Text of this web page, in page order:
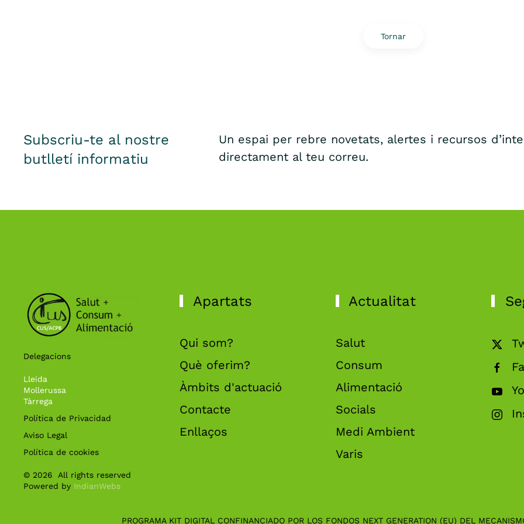
Tornar
Subscriu-te al nostre
butlletí informatiu
Un espai per rebre novetats, alertes i recursos
directament al teu correu.
Delegacions
Lleida
Mollerussa
Tàrrega
Política de Privacidad
Aviso Legal
Política de cookies
© 2026 All rights reserved
Powered by IndianWebs
Apartats
Qui som?
Què oferim?
Àmbits d'actuació
Contacte
Enllaços
Actualitat
Salut
Consum
Alimentació
Socials
Medi Ambient
Varis
PROGRAMA KIT DIGITAL CONFINANCIADO POR LOS FONDOS NEXT GENERATION (EU) DEL